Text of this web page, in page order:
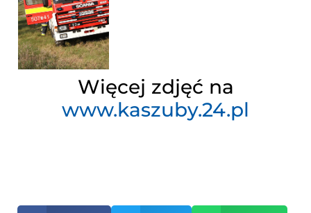
Więcej zdjęć na
www.kaszuby.24.pl
nowym